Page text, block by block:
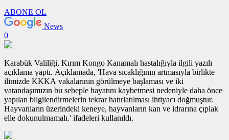
ABONE OL
News
0
Karabük Valiliği, Kırım Kongo Kanamalı hastalığıyla ilgili yazılı
açıklama yaptı. Açıklamada, 'Hava sıcaklığının artmasıyla birlikte
ilimizde KKKA vakalarının görülmeye başlaması ve iki
vatandaşımızın bu sebeple hayatını kaybetmesi nedeniyle daha önce
yapılan bilgilendirmelerin tekrar hatırlatılması ihtiyacı doğmuştur.
Hayvanların üzerindeki keneye, hayvanların kan ve idrarına çıplak
elle dokunulmamalı.' ifadeleri kullanıldı.